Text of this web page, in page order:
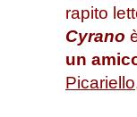
rapito
Cyrano
un